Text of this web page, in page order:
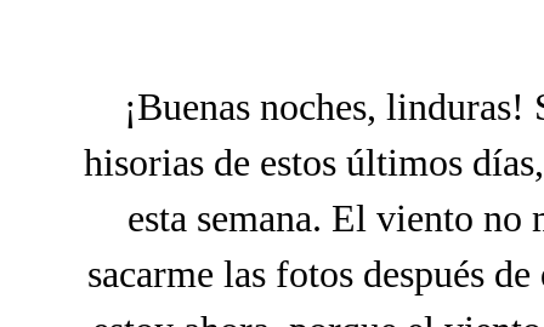
¡Buenas noches,
hisorias de estos últimos
esta semana. El viento no
sacarme las fotos después